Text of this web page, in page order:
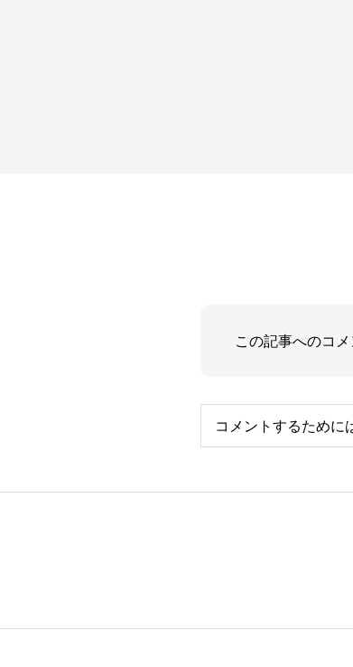
この記事へのコメ
コメントするために